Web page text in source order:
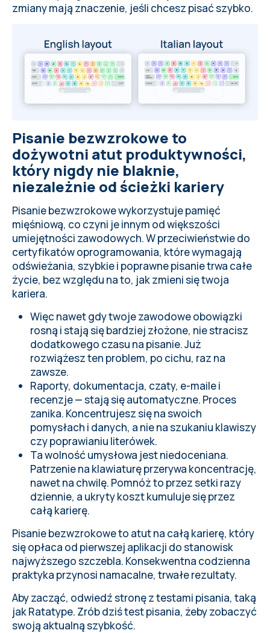
zmiany mają znaczenie, jeśli chcesz pisać szybko.
Pisanie bezwzrokowe to
dożywotni atut produktywności,
który nigdy nie blaknie,
niezależnie od ścieżki kariery
Pisanie bezwzrokowe wykorzystuje pamięć
mięśniową, co czyni je innym od większości
umiejętności zawodowych. W przeciwieństwie do
certyfikatów oprogramowania, które wymagają
odświeżania, szybkie i poprawne pisanie trwa całe
życie, bez względu na to, jak zmieni się twoja
kariera.
Więc nawet gdy twoje zawodowe obowiązki
rosną i stają się bardziej złożone, nie stracisz
dodatkowego czasu na pisanie. Już
rozwiążesz ten problem, po cichu, raz na
zawsze.
Raporty, dokumentacja, czaty, e-maile i
recenzje — stają się automatyczne. Proces
zanika. Koncentrujesz się na swoich
pomysłach i danych, a nie na szukaniu klawiszy
czy poprawianiu literówek.
Ta wolność umysłowa jest niedoceniana.
Patrzenie na klawiaturę przerywa koncentrację,
nawet na chwilę. Pomnóż to przez setki razy
dziennie, a ukryty koszt kumuluje się przez
całą karierę.
Pisanie bezwzrokowe to atut na całą karierę, który
się opłaca od pierwszej aplikacji do stanowisk
najwyższego szczebla. Konsekwentna codzienna
praktyka przynosi namacalne, trwałe rezultaty.
Aby zacząć, odwiedź stronę z testami pisania, taką
jak Ratatype. Zrób dziś test pisania, żeby zobaczyć
swoją aktualną szybkość.